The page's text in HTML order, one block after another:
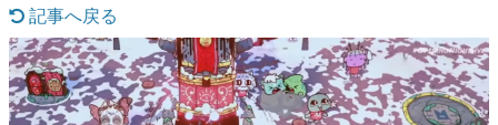
具体的な形から解き明かしていく、硬派で骨太な評論連載
です。
ゲームが変えた日本語
「経験値」「裏技」「ラスボス」… ゲームにまつわる言葉
記事へ戻る